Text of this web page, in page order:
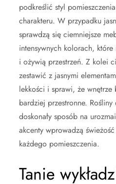
podkreślić styl
charakteru. W przypadku
sprawdzą się ciemniejsze
intensywnych kolorach,
i ożywią przestrzeń. Z kolei
zestawić z jasnymi
lekkości i sprawi, że wnętrze
bardziej przestronne.
doskonały sposób na
akcenty wprowadzą
każdego pomieszczenia.
Tanie